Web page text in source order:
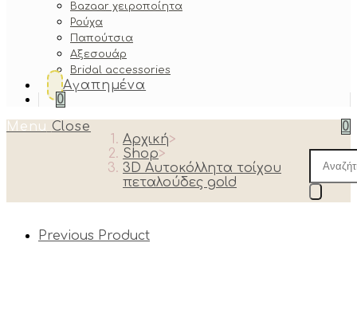
Bazaar χειροποίητα
Ρούχα
Παπούτσια
Αξεσουάρ
Bridal accessories
Αγαπημένα
0
0
Menu Close
search
Αρχική>
Shop>
3D Αυτοκόλλητα τοίχου
πεταλούδες gold
Previous Product